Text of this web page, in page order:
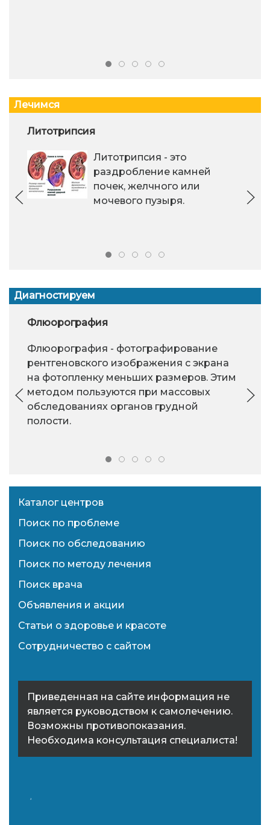
Лечимся
Литотрипсия
Литотрипсия - это
раздробление камней
почек, желчного или
мочевого пузыря.
Диагностируем
Флюорография
Флюорография - фотографирование
рентгеновского изображения с экрана
на фотопленку меньших размеров. Этим
методом пользуются при массовых
обследованиях органов грудной
полости.
Каталог центров
Поиск по проблеме
Поиск по обследованию
Поиск по методу лечения
Поиск врача
Объявления и акции
Статьи о здоровье и красоте
Сотрудничество с сайтом
Приведенная на сайте информация не
является руководством к самолечению.
Возможны противопоказания.
Необходима консультация специалиста!